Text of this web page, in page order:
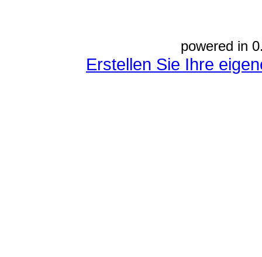
powered in
Erstellen Sie Ihre